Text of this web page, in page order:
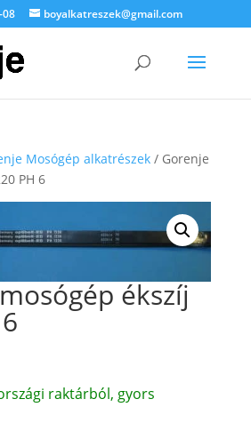
08 boyalkatreszek@gmail.com
Mosógép alkatrészek/ Gorenje
PH 6
ékszíj
raktárból, gyors